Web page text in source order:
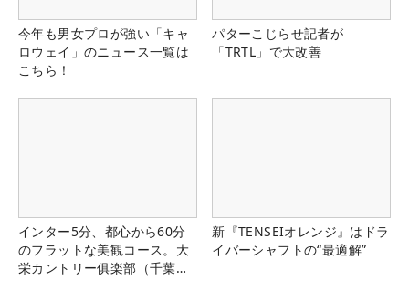
今年も男女プロが強い「キャ
ロウェイ」のニュース一覧は
こちら！
パターこじらせ記者が
「TRTL」で大改善
インター5分、都心から60分
のフラットな美観コース。大
栄カントリー俱楽部（千葉
新『TENSEIオレンジ』はドラ
イバーシャフトの“最適解”